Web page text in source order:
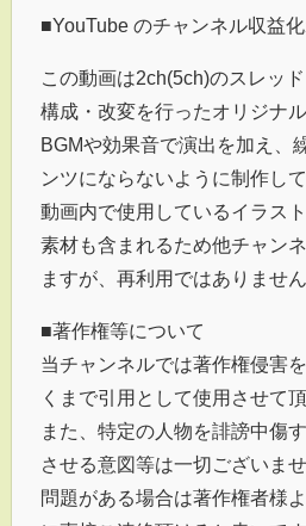
■YouTube のチャンネル収益
この動画は2ch(5ch)のスレッ
構成・改変を行ったオリジナ
BGMや効果音で演出を加え、
ンツにならないように制作して
動画内で使用しているイラス
素材も含まれるため他チャン
ますが、再利用ではありません
■著作権等について
当チャンネルでは著作権侵害
くまで引用として使用させて
また、特定の人物を誹謗中傷
させる意図等は一切ございませ
問題がある場合は著作権者様